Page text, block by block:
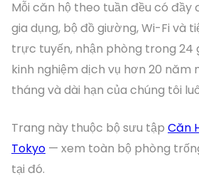
Mỗi căn hộ theo tuần đều có đầy
gia dụng, bộ đồ giường, Wi-Fi và
trực tuyến, nhận phòng trong 24
kinh nghiệm dịch vụ hơn 20 năm
tháng và dài hạn của chúng tôi
Trang này thuộc bộ sưu tập Căn
Tokyo — xem toàn bộ phòng
tại đó.